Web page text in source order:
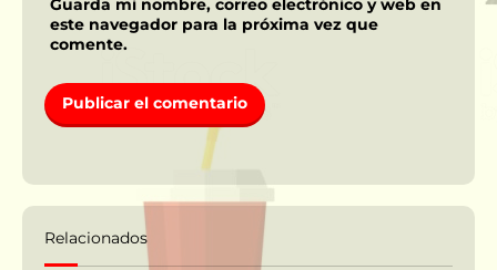
Guarda mi nombre, correo electrónico y web en
este navegador para la próxima vez que
comente.
Relacionados